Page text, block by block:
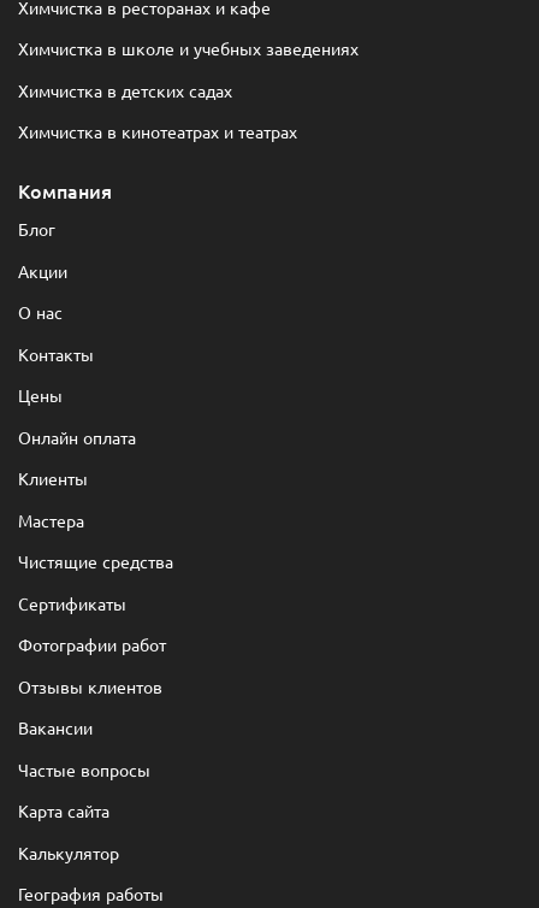
Химчистка в ресторанах и кафе
Химчистка в школе и учебных заведениях
Химчистка в детских садах
Химчистка в кинотеатрах и театрах
Компания
Блог
Акции
О нас
Контакты
Цены
Онлайн оплата
Клиенты
Мастера
Чистящие средства
Сертификаты
Фотографии работ
Отзывы клиентов
Вакансии
Частые вопросы
Карта сайта
Калькулятор
География работы